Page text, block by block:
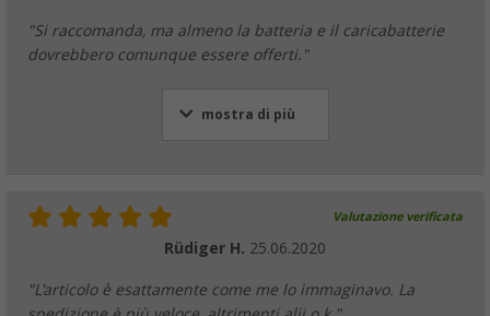
"Si raccomanda, ma almeno la batteria e il caricabatterie
dovrebbero comunque essere offerti."
mostra di più
Valutazione verificata
Rüdiger H. 25.06.2020
"L'articolo è esattamente come me lo immaginavo. La